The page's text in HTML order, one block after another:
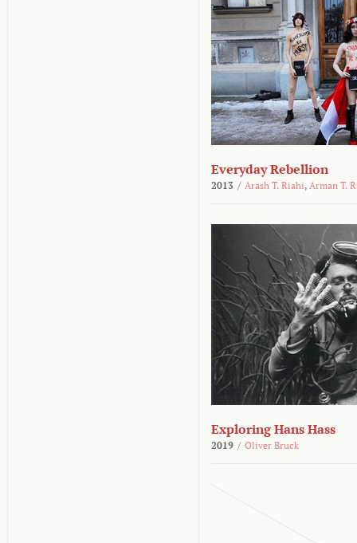
Everyday Rebellion
2013 / Arash T. Riahi, Arman T.
Exploring Hans Hass
2019 / Oliver Bruck